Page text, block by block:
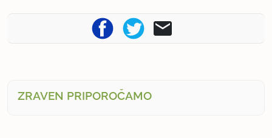
ZRAVEN PRIPOROČAMO